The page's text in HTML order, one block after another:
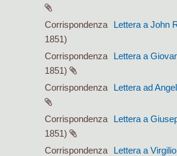
Corrispondenza Lettera a John
1851)
Corrispondenza
Lettera a
1851)
Corrispondenza
Lettera ad
Corrispondenza Lettera a
1851)
Corrispondenza
Lettera a